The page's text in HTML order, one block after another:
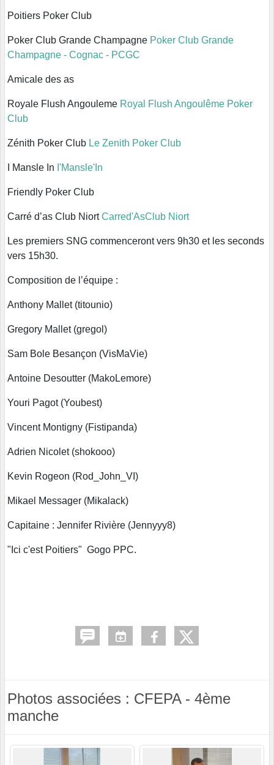
Poitiers Poker Club
Poker Club Grande Champagne Poker Club Grande
Champagne - Cognac - PCGC
Amicale des as
Royale Flush Angouleme Royal Flush Angoulême Poker
Club
Zénith Poker Club Le Zenith Poker Club
I Mansle In I'Mansle'In
Friendly Poker Club
Carré d’as Club NiortCarred'AsClub Niort
Les premiers SNG commenceront vers 9h30 et les seconds
vers 15h30.
Composition de l’équipe :
Anthony Mallet (titounio)
Gregory Mallet (gregol)
Sam Bole Besançon (VisMaVie)
Antoine Desoutter (MakoLemore)
Youri Pagot (Youbest)
Vincent Montigny (Fistipanda)
Adrien Nicolet (shokooo)
Kevin Rogeon (Rod_John_VI)
Mikael Messager (Mikalack)
Capitaine : Jennifer Rivière (Jennyyy8)
"Ici c'est Poitiers" Gogo PPC.
Photos associées : CFEPA - 4ème
manche